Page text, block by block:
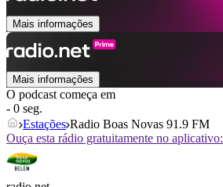
Mais informações
Mais informações
O podcast começa em
- 0 seg.
Estações Radio Boas Novas 91.9 FM
Ouça esta rádio gratuitamente no aplicativo: